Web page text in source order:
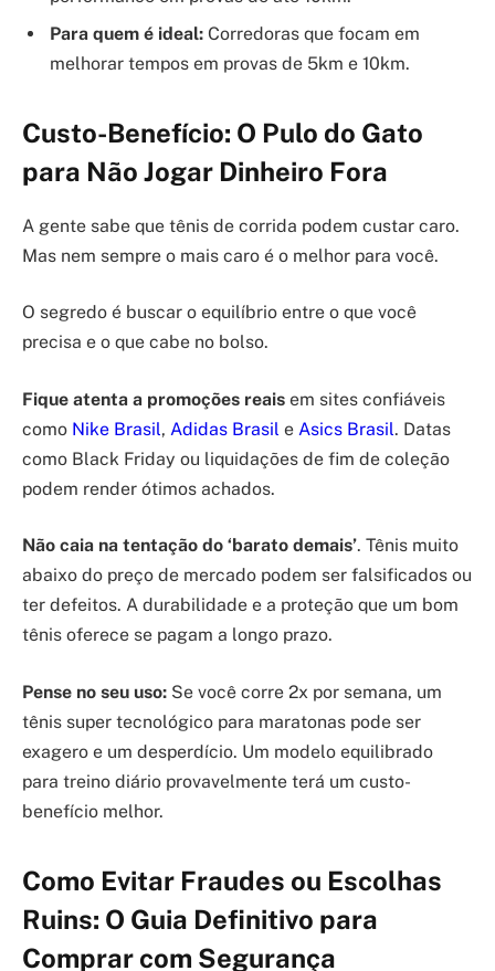
Para quem é ideal: Corredoras que focam em
melhorar tempos em provas de 5km e 10km.
Custo-Benefício: O Pulo do Gato
para Não Jogar Dinheiro Fora
A gente sabe que tênis de corrida podem custar caro.
Mas nem sempre o mais caro é o melhor para você.
O segredo é buscar o equilíbrio entre o que você
precisa e o que cabe no bolso.
Fique atenta a promoções reais em sites confiáveis
como Nike Brasil, Adidas Brasil e Asics Brasil. Datas
como Black Friday ou liquidações de fim de coleção
podem render ótimos achados.
Não caia na tentação do ‘barato demais’. Tênis muito
abaixo do preço de mercado podem ser falsificados ou
ter defeitos. A durabilidade e a proteção que um bom
tênis oferece se pagam a longo prazo.
Pense no seu uso: Se você corre 2x por semana, um
tênis super tecnológico para maratonas pode ser
exagero e um desperdício. Um modelo equilibrado
para treino diário provavelmente terá um custo-
benefício melhor.
Como Evitar Fraudes ou Escolhas
Ruins: O Guia Definitivo para
Comprar com Segurança